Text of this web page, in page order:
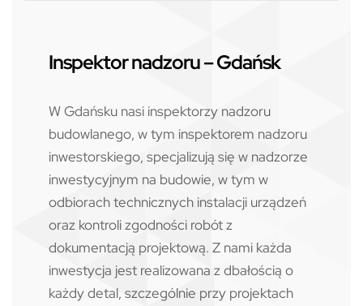
Inspektor nadzoru – Gdańsk
W Gdańsku nasi inspektorzy nadzoru
budowlanego, w tym inspektorem nadzoru
inwestorskiego, specjalizują się w nadzorze
inwestycyjnym na budowie, w tym w
odbiorach technicznych instalacji urządzeń
oraz kontroli zgodności robót z
dokumentacją projektową. Z nami każda
inwestycja jest realizowana z dbałością o
każdy detal, szczególnie przy projektach